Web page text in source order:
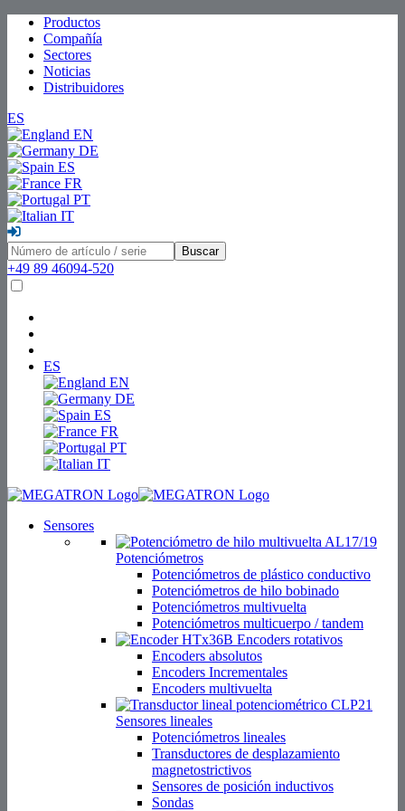
Productos
Compañía
Sectores
Noticias
Distribuidores
ES
EN
DE
ES
FR
PT
IT
Buscar
+49 89 46094-520
ES
EN
DE
ES
FR
PT
IT
Sensores
Potenciómetros
Potenciómetros de plástico conductivo
Potenciómetros de hilo bobinado
Potenciómetros multivuelta
Potenciómetros multicuerpo / tandem
Encoders rotativos
Encoders absolutos
Encoders Incrementales
Encoders multivuelta
Sensores lineales
Potenciómetros lineales
Transductores de desplazamiento
magnetostrictivos
Sensores de posición inductivos
Sondas